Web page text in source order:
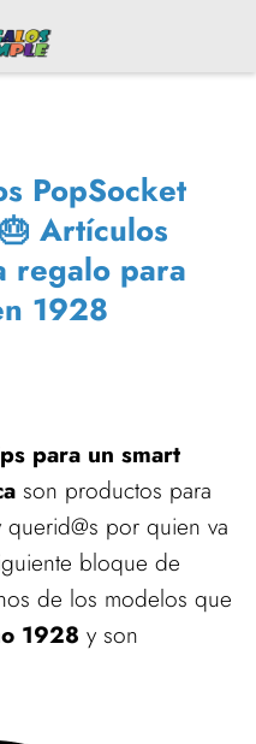
PopSocket
Artículos
regalo para
1928
para un smart
son productos para
por quien va
bloque de
de los modelos que
1928 y son